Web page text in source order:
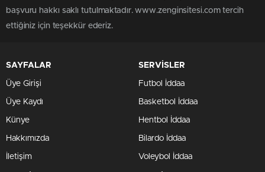
başvuru hakkı saklı tutulmaktadır. www.zenginsitesi.com tercih
ettiğiniz için teşekkür ederiz.
SAYFALAR
Üye Girişi
Üye Kaydı
Künye
Hakkımızda
İletişim
SERVİSLER
Futbol İddaa
Basketbol İddaa
Hentbol İddaa
Bilardo İddaa
Voleybol İddaa